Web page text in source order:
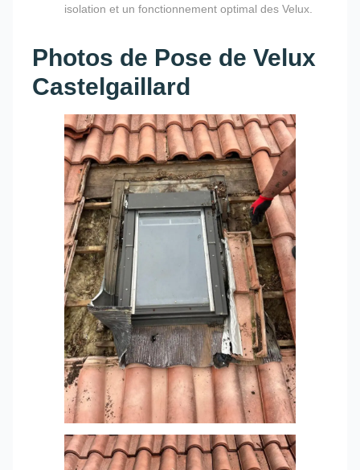
isolation et un fonctionnement optimal des Velux.
Photos de Pose de Velux
Castelgaillard